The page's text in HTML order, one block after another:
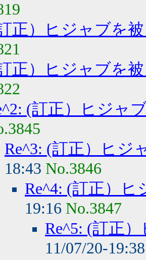
正）ヒジャブを
正）ヒジャブを
(訂正）ヒジャ
Re^3: (訂正）ヒジ
18:43 No.3846
Re^4: (訂正）
19:16 No.3847
Re^5: (訂正
11/07/20-